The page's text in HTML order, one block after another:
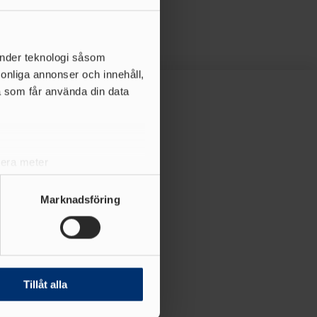
teknologi såsom
annonser och innehåll,
får använda din data
. Du kan ändra
information från din enhet
kombinera informationen
tjänster.
Marknadsföring
Tillåt alla